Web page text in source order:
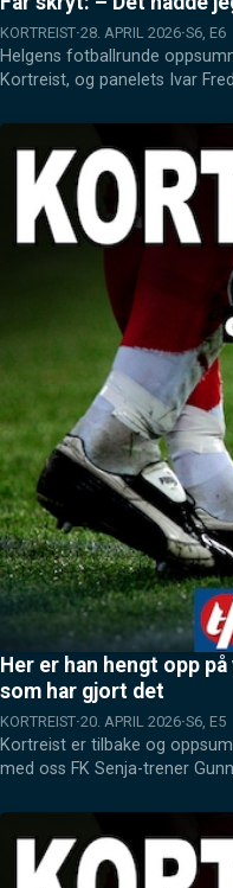
KORTREIST 28. APRIL 2026 S6, E6
Helgens fotballrunde
Kortreist, og panelets Ivar
med skryt.
Her er han hengt opp
som har gjort det
KORTREIST 20. APRIL 2026 S6, E5
Kortreist er tilbake og
med oss FK Senja-trener